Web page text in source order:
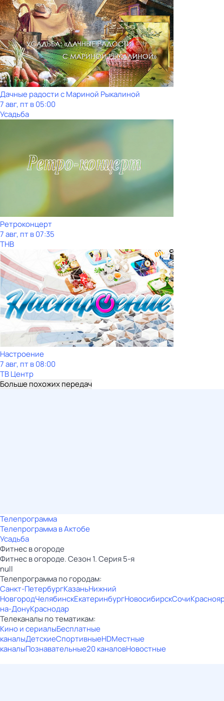
Дачные радости с Мариной Рыкалиной
7 авг, пт в 05:00
Усадьба
Ретроконцерт
7 авг, пт в 07:35
ТНВ
Настроение
7 авг, пт в 08:00
ТВ Центр
Больше похожих передач
Телепрограмма
Телепрограмма в Актобе
Усадьба
Фитнес в огороде
Фитнес в огороде. Сезон 1. Серия 5-я
null
Телепрограмма по городам:
Санкт-ПетербургКазаньНижний
НовгородЧелябинскЕкатеринбургНовосибирскСочи
на-ДонуКраснодар
Телеканалы по тематикам:
Кино и сериалыБесплатные
каналыДетскиеСпортивныеHDМестные
каналыПознавательные20 каналовНовостные